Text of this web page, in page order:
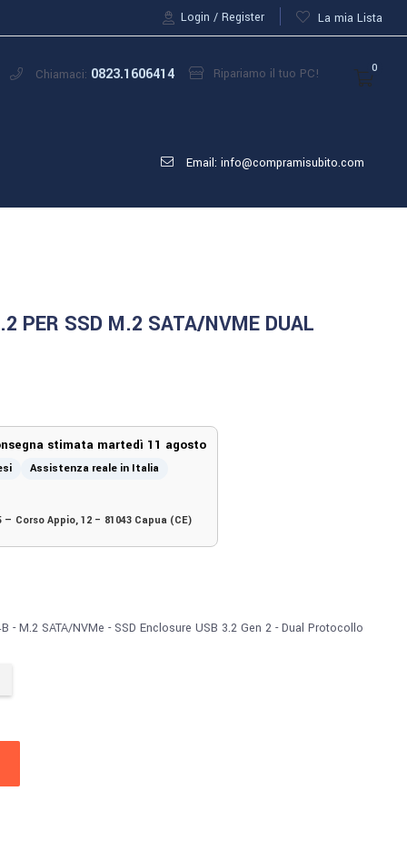
La mia Lista
Login Register
0
Chiamaci: 0823.1606414 Ripariamo il tuo PC!
Email: info@compramisubito.com
PER SSD M.2 SATA/NVME DUAL
stimata martedì 11 agosto
Assistenza reale in Italia
— Corso Appio, 12 – 81043 Capua (CE)
- M.2 SATA/NVMe - SSD Enclosure USB 3.2 Gen 2 - Dual Protocollo